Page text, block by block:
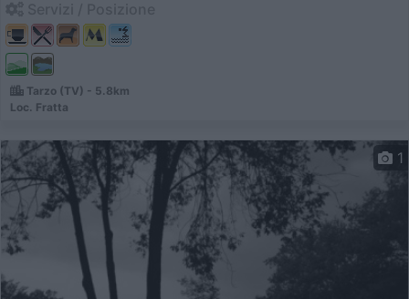
Tarzo (TV) - 5.8km
Loc. Fratta
1